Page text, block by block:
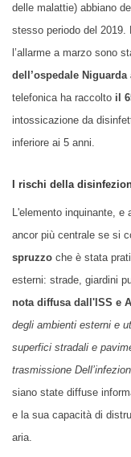
delle malattie) abbiano
stesso periodo del 2019.
l’allarme a marzo sono
dell’ospedale Niguarda
telefonica ha raccolto il
intossicazione da
inferiore ai 5 anni.
I rischi della
L'elemento inquinante,
ancor più centrale se si
spruzzo che è stata
esterni: strade, giardini
nota diffusa dall'ISS e
degli ambienti esterni e
superfici stradali e
trasmissione
siano state diffuse
e la sua capacità di
aria.